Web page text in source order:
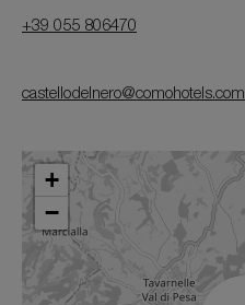
+39 055 806470
castellodelnero@comohotels.com
+
−